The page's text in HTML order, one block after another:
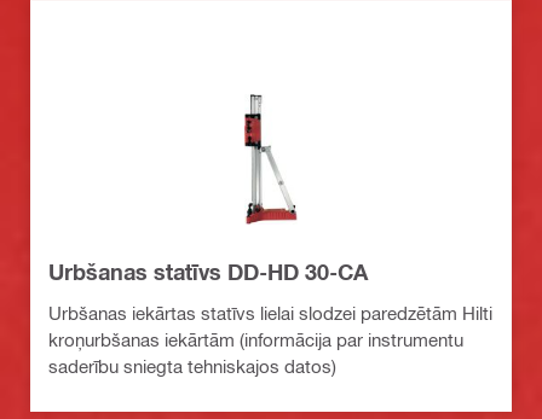
Urbšanas statīvs DD-HD 30-CA
Urbšanas iekārtas statīvs lielai slodzei paredzētām Hilti
kroņurbšanas iekārtām (informācija par instrumentu
saderību sniegta tehniskajos datos)